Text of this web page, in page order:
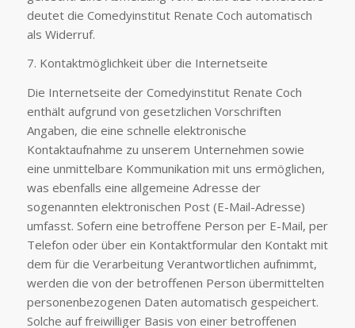
deutet die Comedyinstitut Renate Coch automatisch
als Widerruf.
7. Kontaktmöglichkeit über die Internetseite
Die Internetseite der Comedyinstitut Renate Coch
enthält aufgrund von gesetzlichen Vorschriften
Angaben, die eine schnelle elektronische
Kontaktaufnahme zu unserem Unternehmen sowie
eine unmittelbare Kommunikation mit uns ermöglichen,
was ebenfalls eine allgemeine Adresse der
sogenannten elektronischen Post (E-Mail-Adresse)
umfasst. Sofern eine betroffene Person per E-Mail, per
Telefon oder über ein Kontaktformular den Kontakt mit
dem für die Verarbeitung Verantwortlichen aufnimmt,
werden die von der betroffenen Person übermittelten
personenbezogenen Daten automatisch gespeichert.
Solche auf freiwilliger Basis von einer betroffenen